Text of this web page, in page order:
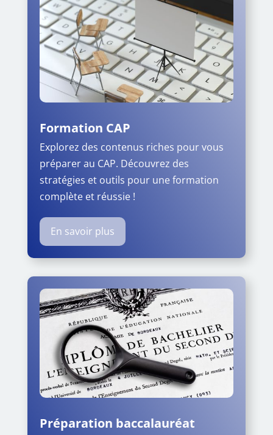
Formation CAP
Explorez des contenus riches pour vous
préparer au CAP. Découvrez des
stratégies et outils pour une formation
complète et réussie !
En savoir plus
Préparation baccalauréat